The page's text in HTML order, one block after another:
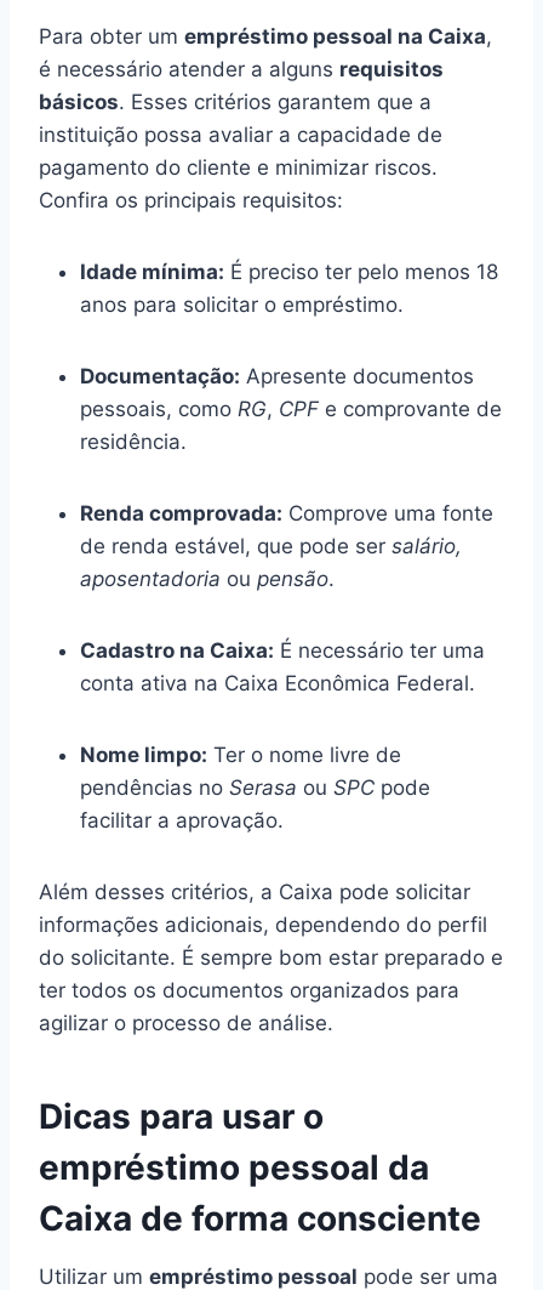
Para obter um empréstimo pessoal na Caixa,
é necessário atender a alguns requisitos
básicos. Esses critérios garantem que a
instituição possa avaliar a capacidade de
pagamento do cliente e minimizar riscos.
Confira os principais requisitos:
Idade mínima: É preciso ter pelo menos 18
anos para solicitar o empréstimo.
Documentação: Apresente documentos
pessoais, como RG, CPF e comprovante de
residência.
Renda comprovada: Comprove uma fonte
de renda estável, que pode ser salário,
aposentadoria ou pensão.
Cadastro na Caixa: É necessário ter uma
conta ativa na Caixa Econômica Federal.
Nome limpo: Ter o nome livre de
pendências no Serasa ou SPC pode
facilitar a aprovação.
Além desses critérios, a Caixa pode solicitar
informações adicionais, dependendo do perfil
do solicitante. É sempre bom estar preparado e
ter todos os documentos organizados para
agilizar o processo de análise.
Dicas para usar o
empréstimo pessoal da
Caixa de forma consciente
Utilizar um empréstimo pessoal pode ser uma